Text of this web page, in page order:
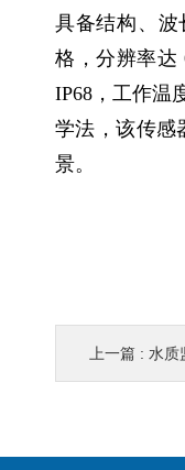
具备结构、波
格，分辨率达
IP68，工作温
学法，该传感
景。
上一篇 : 水质